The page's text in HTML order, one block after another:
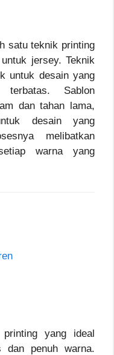
satu teknik printing
jersey. Teknik
untuk desain yang
terbatas. Sablon
dan tahan lama,
desain yang
melibatkan
warna yang
printing yang ideal
dan penuh warna.